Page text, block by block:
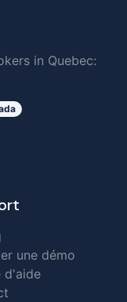
in Quebec:
une démo
d'aide